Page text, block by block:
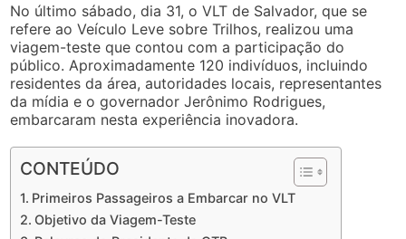
No último sábado, dia 31, o VLT de Salvador, que se
refere ao Veículo Leve sobre Trilhos, realizou uma
viagem-teste que contou com a participação do
público. Aproximadamente 120 indivíduos, incluindo
residentes da área, autoridades locais, representantes
da mídia e o governador Jerônimo Rodrigues,
embarcaram nesta experiência inovadora.
CONTEÚDO
Primeiros Passageiros a Embarcar no VLT
Objetivo da Viagem-Teste